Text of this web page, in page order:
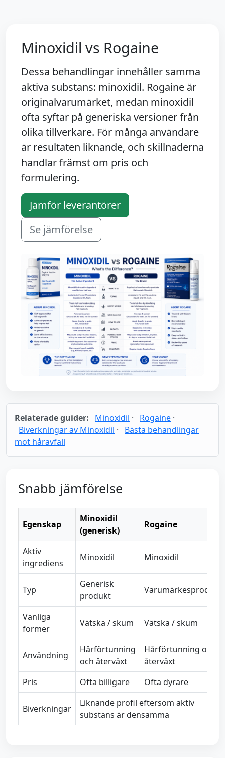
Minoxidil vs Rogaine
Dessa behandlingar innehåller samma
aktiva substans: minoxidil. Rogaine är
originalvarumärket, medan minoxidil
ofta syftar på generiska versioner från
olika tillverkare. För många användare
är resultaten liknande, och skillnaderna
handlar främst om pris och
formulering.
Jämför leverantörer
Se jämförelse
Relaterade guider: Minoxidil · Rogaine ·
Biverkningar av Minoxidil ·
Bästa behandlingar
mot håravfall
Snabb jämförelse
Egenskap
Minoxidil
(generisk)
Rogaine
Aktiv
ingrediens
Minoxidil Minoxidil
Typ
Generisk
produkt
Varumärkesprodukt
Vanliga
former
Vätska / skum Vätska / skum
Användning
Hårförtunning
och återväxt
Hårförtunning och
återväxt
Pris
Ofta billigare Ofta dyrare
Biverkningar
Liknande profil eftersom aktiv
substans är densamma